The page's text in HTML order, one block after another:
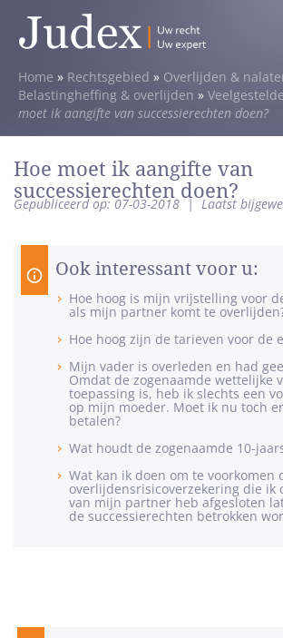
Home » Rechtsgebied » Overlijden &
Belastingheffing & overlijden »
moet ik aangifte van successierechten doen?
Hoe moet ik aangifte van
successierechten doen?
Gepubliceerd op: 07-03-2018 |Laatst
Ook interessant voor u:
Hoe hoog is mijn vrijstelling voor
als mijn partner komt te
Hoe hoog zijn de tarieven voor de
Mijn vader is overleden en had
Omdat de zogenaamde wettelijke
toepassing is, heb ik slechts een
op mijn moeder. Moet ik nu toch
betalen?
Wat houdt de zogenaamde 10-
Wat kan ik doen om te voorkomen
overlijdensrisicoverzekering die ik
van mijn partner heb afgesloten
de successierechten betrokken